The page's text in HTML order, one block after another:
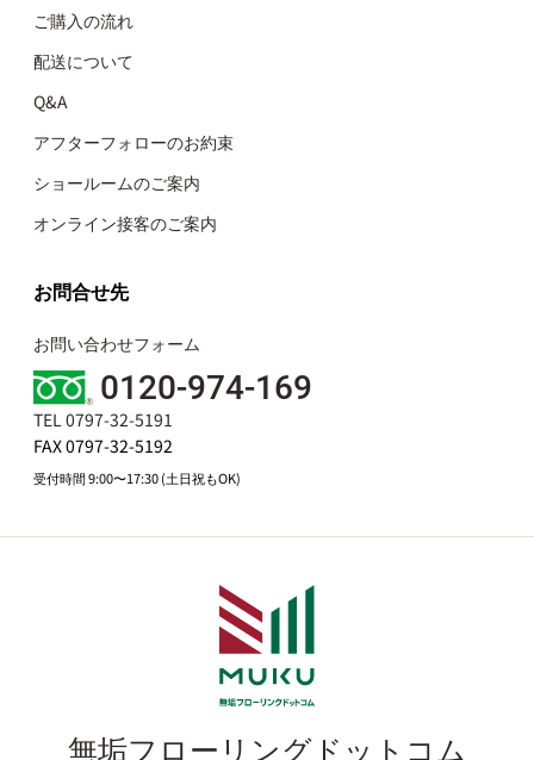
ご購入の流れ
配送について
Q&A
アフターフォローのお約束
ショールームのご案内
オンライン接客のご案内
お問合せ先
お問い合わせフォーム
0120-974-169
TEL 0797-32-5191
FAX 0797-32-5192
受付時間 9:00〜17:30 (土日祝もOK)
無垢フローリングドットコム